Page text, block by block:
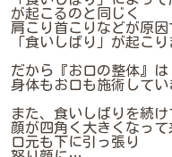
が起こるのと同じく
肩こり首こりなどが原因
「食いしばり」が起こり
だから『お口の整体』は
身体もお口も施術してい
また、食いしばりを続け
顔が四角く大きくなって
口元も下に引っ張り